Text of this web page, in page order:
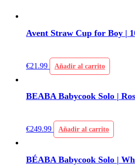
Avent Straw Cup for Boy |
€21.99 Añadir al carrito
BEABA Babycook Solo |
€249.99 Añadir al carrito
BÉABA Babycook Solo |